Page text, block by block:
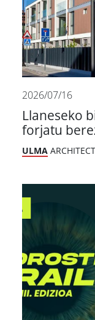
2026/07/16
Llaneseko
forjatu
ULMA